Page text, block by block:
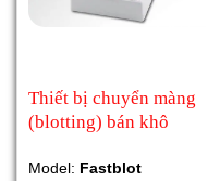
Thiết bị chuyển màng
(blotting) bán khô
Model: Fastblot